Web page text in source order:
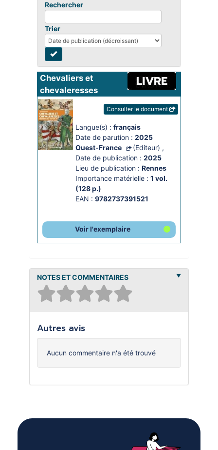
Rechercher
Trier
Chevaliers et
chevaleresses
célèbres du Moyen
Age
Consulter le document
Langue(s) : français
Date de parution : 2025
Ouest-France
(Editeur) ,
Date de publication : 2025
Lieu de publication : Rennes
Importance matérielle : 1 vol.
(128 p.)
EAN : 9782737391521
Voir l'exemplaire
NOTES ET COMMENTAIRES
Autres avis
Aucun commentaire n'a été trouvé